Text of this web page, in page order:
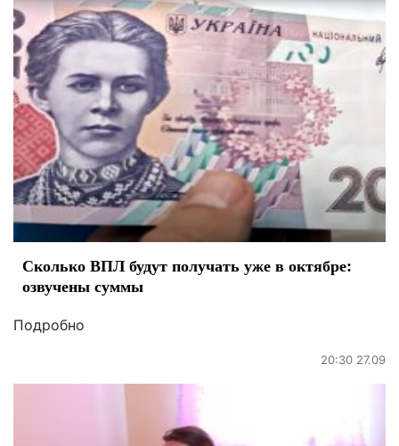
Сколько ВПЛ будут получать уже в октябре:
озвучены суммы
Подробно
20:30 27.09